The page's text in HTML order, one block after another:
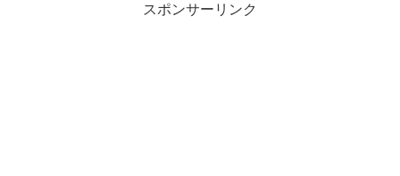
スポンサーリンク